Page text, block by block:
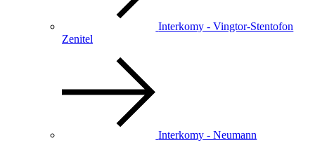
Interkomy - Vingtor-Stentofon
Zenitel
Interkomy - Neumann